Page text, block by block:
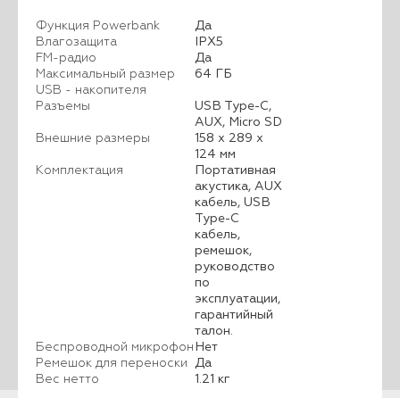
Функция Powerbank
Да
Влагозащита
IPX5
FM-радио
Да
Максимальный размер
USB - накопителя
64 ГБ
Разъемы
USB Type-С,
AUX, Micro SD
Внешние размеры
158 х 289 х
124 мм
Комплектация
Портативная
акустика, AUX
кабель, USB
Type-C
кабель,
ремешок,
руководство
по
эксплуатации,
гарантийный
талон.
Беспроводной микрофонНет
Ремешок для переноски Да
Вес нетто
1.21 кг